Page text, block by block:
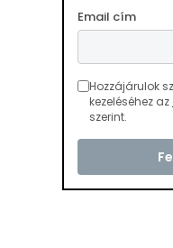
Email cím
Hozzájárulok
kezeléséhez az
szerint.